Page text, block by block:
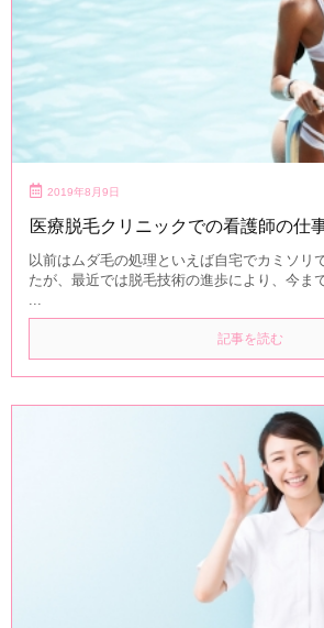
2019年8月9日
医療脱毛クリニックでの看護師の仕
以前はムダ毛の処理といえば自宅でカミソリ
たが、最近では脱毛技術の進歩により、今ま
記事を読む